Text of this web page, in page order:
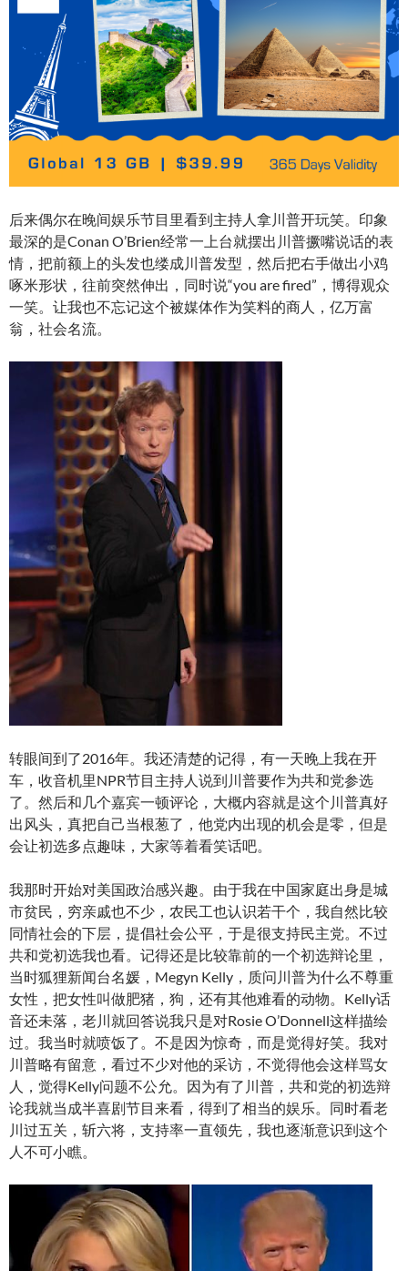
后来偶尔在晚间娱乐节目里看到主持人拿川普开玩笑。印象
最深的是Conan O’Brien经常一上台就摆出川普撅嘴说话的表
情，把前额上的头发也缕成川普发型，然后把右手做出小鸡
啄米形状，往前突然伸出，同时说“you are fired”，博得观众
一笑。让我也不忘记这个被媒体作为笑料的商人，亿万富
翁，社会名流。
转眼间到了2016年。我还清楚的记得，有一天晚上我在开
车，收音机里NPR节目主持人说到川普要作为共和党参选
了。然后和几个嘉宾一顿评论，大概内容就是这个川普真好
出风头，真把自己当根葱了，他党内出现的机会是零，但是
会让初选多点趣味，大家等着看笑话吧。
我那时开始对美国政治感兴趣。由于我在中国家庭出身是城
市贫民，穷亲戚也不少，农民工也认识若干个，我自然比较
同情社会的下层，提倡社会公平，于是很支持民主党。不过
共和党初选我也看。记得还是比较靠前的一个初选辩论里，
当时狐狸新闻台名媛，Megyn Kelly，质问川普为什么不尊重
女性，把女性叫做肥猪，狗，还有其他难看的动物。Kelly话
音还未落，老川就回答说我只是对Rosie O’Donnell这样描绘
过。我当时就喷饭了。不是因为惊奇，而是觉得好笑。我对
川普略有留意，看过不少对他的采访，不觉得他会这样骂女
人，觉得Kelly问题不公允。因为有了川普，共和党的初选辩
论我就当成半喜剧节目来看，得到了相当的娱乐。同时看老
川过五关，斩六将，支持率一直领先，我也逐渐意识到这个
人不可小瞧。